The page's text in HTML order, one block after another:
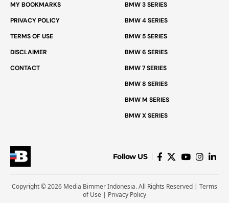
MY BOOKMARKS
PRIVACY POLICY
TERMS OF USE
DISCLAIMER
CONTACT
BMW 3 SERIES
BMW 4 SERIES
BMW 5 SERIES
BMW 6 SERIES
BMW 7 SERIES
BMW 8 SERIES
BMW M SERIES
BMW X SERIES
Follow US
Copyright © 2026 Media Bimmer Indonesia. All Rights Reserved | Terms
of Use | Privacy Policy